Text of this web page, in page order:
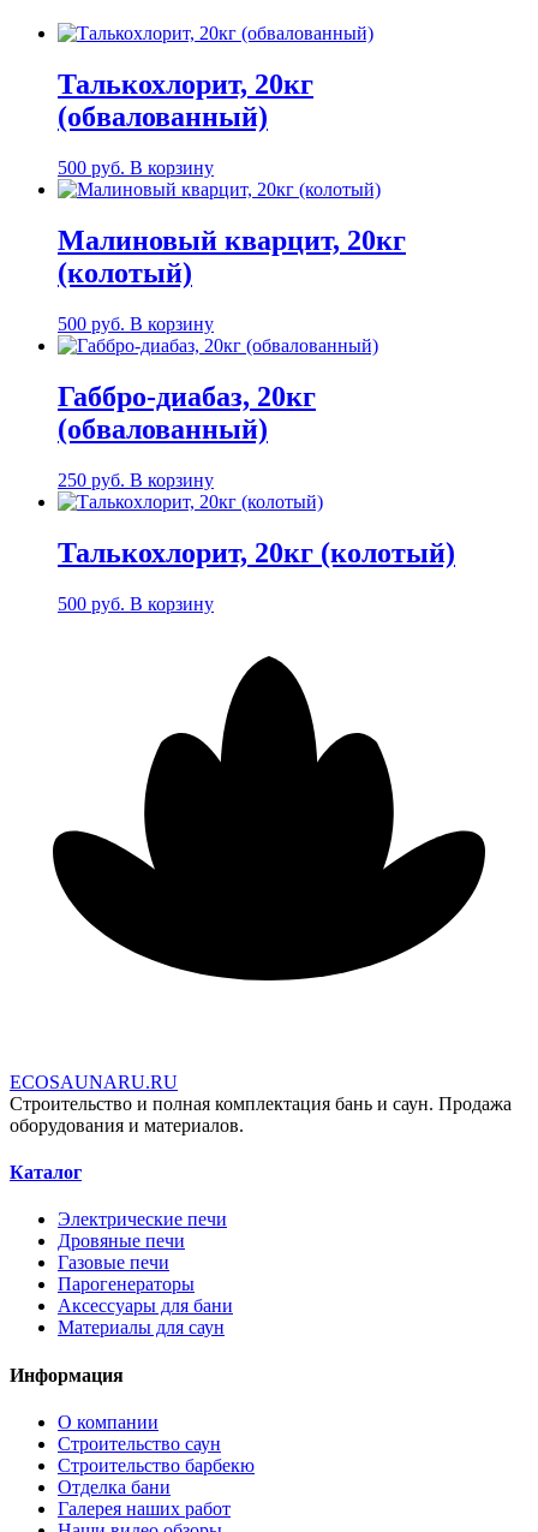
Талькохлорит, 20кг
(обвалованный)
500 руб. В корзину
Малиновый кварцит, 20кг
(колотый)
500 руб. В корзину
Габбро-диабаз, 20кг
(обвалованный)
250 руб. В корзину
Талькохлорит, 20кг (колотый)
500 руб. В корзину
ECOSAUNARU.RU
Строительство и полная комплектация бань и саун. Продажа
оборудования и материалов.
Каталог
Электрические печи
Дровяные печи
Газовые печи
Парогенераторы
Аксессуары для бани
Материалы для саун
Информация
О компании
Строительство саун
Строительство барбекю
Отделка бани
Галерея наших работ